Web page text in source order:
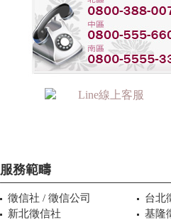
服務範疇
徵信社 / 徵信公司
台北
新北徵信社
基隆